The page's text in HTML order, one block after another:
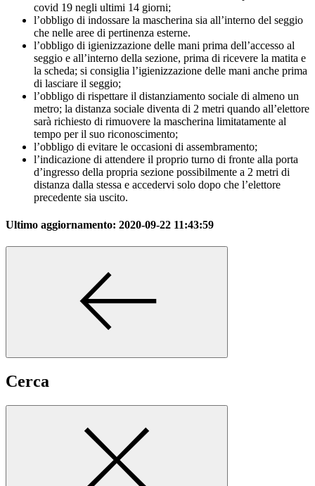
covid 19 negli ultimi 14 giorni;
l’obbligo di indossare la mascherina sia all’interno del seggio
che nelle aree di pertinenza esterne.
l’obbligo di igienizzazione delle mani prima dell’accesso al
seggio e all’interno della sezione, prima di ricevere la matita e
la scheda; si consiglia l’igienizzazione delle mani anche prima
di lasciare il seggio;
l’obbligo di rispettare il distanziamento sociale di almeno un
metro; la distanza sociale diventa di 2 metri quando all’elettore
sarà richiesto di rimuovere la mascherina limitatamente al
tempo per il suo riconoscimento;
l’obbligo di evitare le occasioni di assembramento;
l’indicazione di attendere il proprio turno di fronte alla porta
d’ingresso della propria sezione possibilmente a 2 metri di
distanza dalla stessa e accedervi solo dopo che l’elettore
precedente sia uscito.
Ultimo aggiornamento: 2020-09-22 11:43:59
Cerca